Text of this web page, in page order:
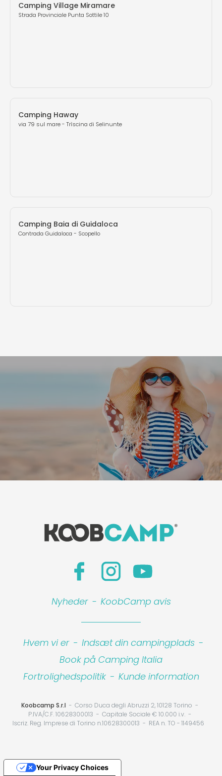
Camping Village Miramare
Strada Provinciale Punta Sottile 10
Camping Haway
via 79 sul mare - Trìscina di Selinunte
Camping Baia di Guidaloca
Contrada Guidaloca - Scopello
Nyheder - KoobCamp avis
Hvem vi er - Indsæt din campingplads -
Book på Camping Italia
Fortrolighedspolitik - Kunde information
Koobcamp S.r.l
Corso Duca degli Abruzzi 2, 10128 Torino
P.IVA/C.F. 10628300013
Capitale Sociale € 10.000 i.v.
Iscriz. Reg. Imprese di Torino n.10628300013
REA n. TO - 1149456
Your Privacy Choices